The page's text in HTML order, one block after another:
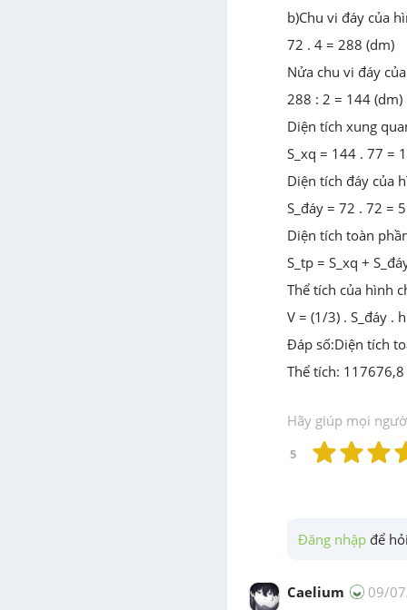
b)Chu vi đáy của
72 . 4 = 288 (dm)
Nửa chu vi đáy
288 : 2 = 144 (dm)
Diện tích xung
S_xq = 144 . 77 =
Diện tích đáy của
S_đáy = 72 . 72 =
Diện tích toàn
S_tp = S_xq +
Thể tích của hình
V = (1/3) . S_đáy .
Đáp số:Diện tích
Thể tích:
Hãy giúp mọi
5
Đăng nhập để
Caelium
09/